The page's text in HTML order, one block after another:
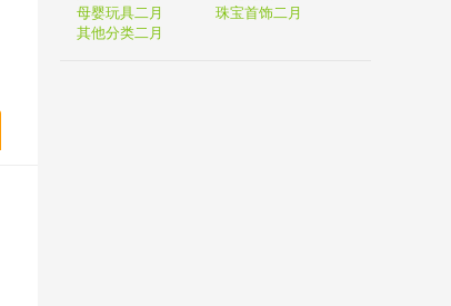
母婴玩具二月
珠宝首饰二月
其他分类二月